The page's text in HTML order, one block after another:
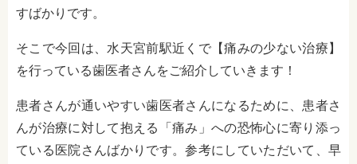
すばかりです。
そこで今回は、水天宮前駅近くで【痛みの少ない治療】
を行っている歯医者さんをご紹介していきます！
患者さんが通いやすい歯医者さんになるために、患者さ
んが治療に対して抱える「痛み」への恐怖心に寄り添っ
ている医院さんばかりです。参考にしていただいて、早